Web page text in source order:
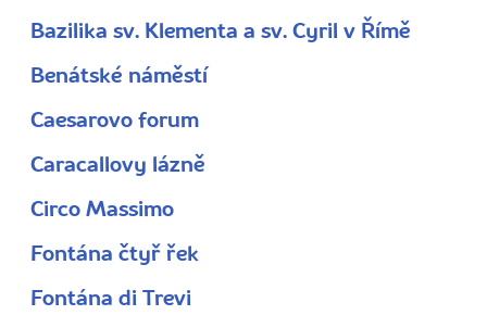
Bazilika sv. Klementa a sv. Cyril v Římě
Benátské náměstí
Caesarovo forum
Caracallovy lázně
Circo Massimo
Fontána čtyř řek
Fontána di Trevi